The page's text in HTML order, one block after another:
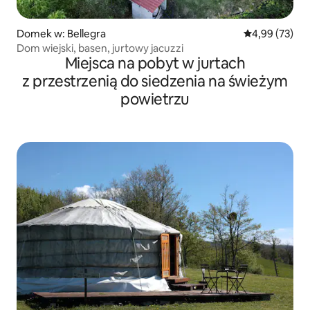
Domek w: Bellegra Średnia
4,99 (73)
Dom wiejski, basen, jurtowy jacuzzi
Miejsca na pobyt w jurtach
z przestrzenią do siedzenia na świeżym
powietrzu